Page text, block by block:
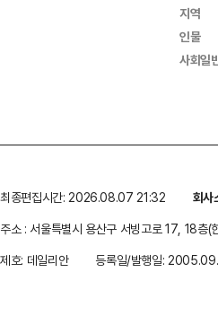
지역
인물
사회일
최종편집시간: 2026.08.07 21:32 회사
주소 : 서울특별시 용산구 서빙고로 17, 18층(
제호: 데일리안
등록일/발행일: